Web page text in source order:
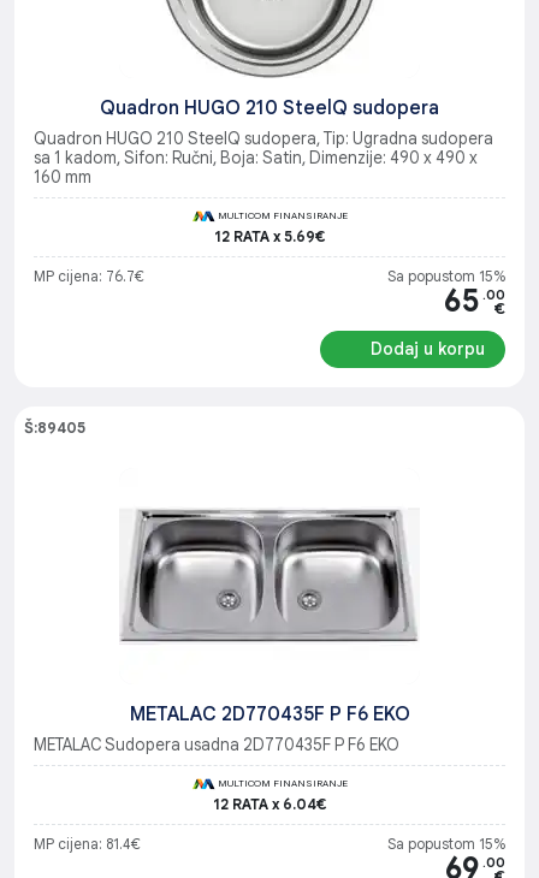
Quadron HUGO 210 SteelQ sudopera
Quadron HUGO 210 SteelQ sudopera, Tip: Ugradna sudopera
sa 1 kadom, Sifon: Ručni, Boja: Satin, Dimenzije: 490 x 490 x
160 mm
MULTICOM FINANSIRANJE
12 RATA x 5.69€
MP cijena: 76.7€ Sa popustom 15%
65 .00
€
Dodaj u korpu
Š:89405
METALAC 2D770435F P F6 EKO
METALAC Sudopera usadna 2D770435F P F6 EKO
MULTICOM FINANSIRANJE
12 RATA x 6.04€
MP cijena: 81.4€ Sa popustom 15%
69 .00